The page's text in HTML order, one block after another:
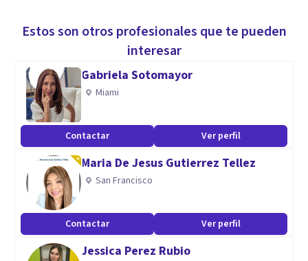
Especialidad
- Experiencia, porque sin ella, no seríamos habilidosos para
conectar con cada paciente.
- Compromiso, necesario para la mejora y desarrollo
personal.
- Confianza. Base que sostiene la motivación hacia el
cambio
- Transformación. Aprendizaje continuo siempre centrado
en tus valores personales.
Estos son otros profesionales que te pueden
interesar
Gabriela Sotomayor
Miami
Contactar Ver perfil
Maria De Jesus Gutierrez Tellez
San Francisco
Contactar Ver perfil
Jessica Perez Rubio